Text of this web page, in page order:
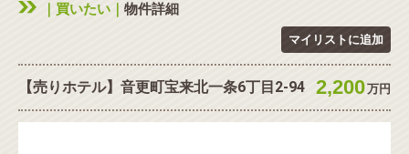
｜買いたい｜ 物件詳細
マイリストに追加
【売りホテル】音更町宝来北一条6丁目2-94 2,200万円